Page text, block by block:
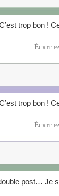
C’est trop bon !
Écrit
C’est trop bon !
Écrit
post… Je